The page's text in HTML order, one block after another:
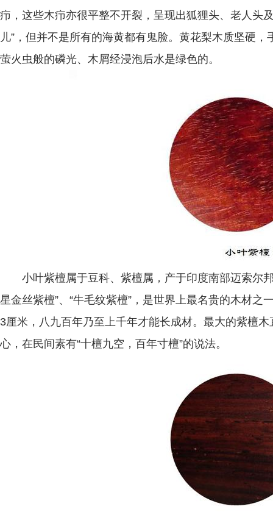
疖，这些木疖亦很平整不开裂，呈现出狐狸头、老人头
儿”，但并不是所有的海黄都有鬼脸。黄花梨木质坚硬
萤火虫般的磷光、木屑经浸泡后水是绿色的。
小叶紫檀属于豆科、紫檀属，产于印度南部迈索尔邦
星金丝紫檀”、“牛毛纹紫檀”，是世界上最名贵的木材之
3厘米，八九百年乃至上千年才能长成材。最大的紫檀
心，在民间素有“十檀九空，百年寸檀”的说法。